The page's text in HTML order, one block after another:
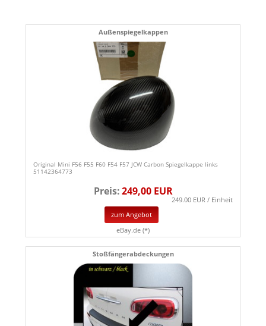
Außenspiegelkappen
Original Mini F56 F55 F60 F54 F57 JCW Carbon Spiegelkappe links
51142364773
Preis:249,00 EUR
249.00 EUR / Einheit
zum Angebot
eBay.de (*)
Stoßfängerabdeckungen